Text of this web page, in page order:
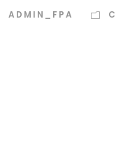
ADMIN_FPA